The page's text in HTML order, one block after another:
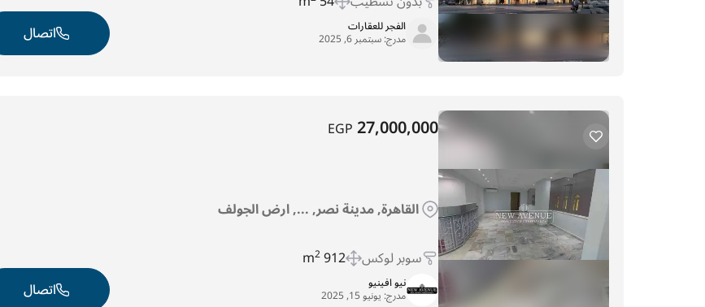
الفجر للعقارات
مدرج:سبتمبر 6, 2025 اتصال
27,000,000
EGP
القاهرة, مدينة نصر, ..., ارض الجولف
سوبر لوكس 912 m
2
نيو افينيو
مدرج: يونيو 15, 2025 اتصال